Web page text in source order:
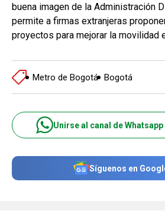
buena imagen de la Administración
permite a firmas extranjeras
proyectos para mejorar la movilidad
Metro de Bogotá Bogotá
Unirse al canal de
Síguenos en